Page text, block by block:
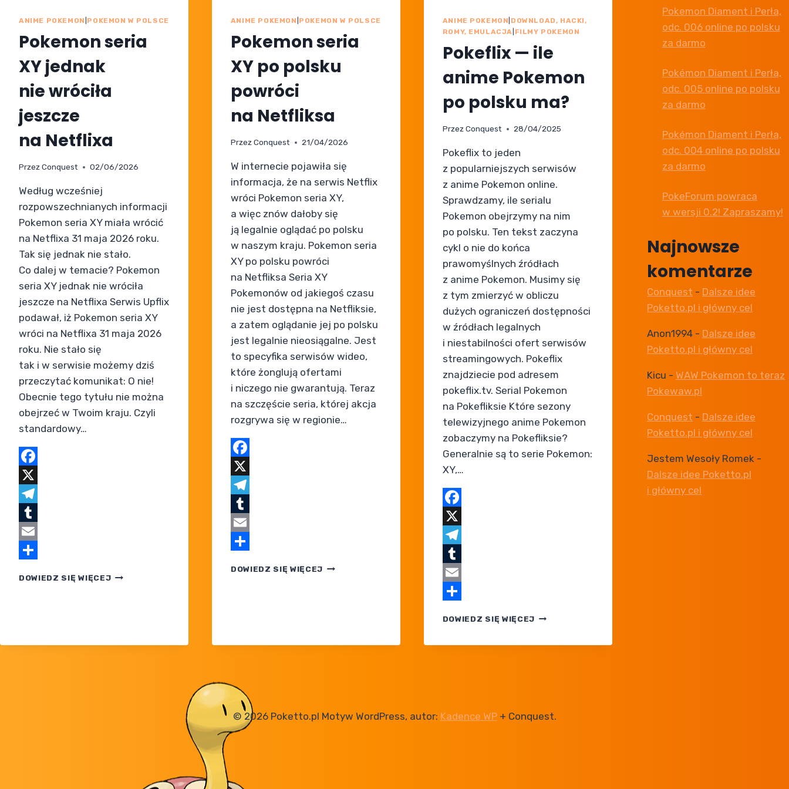
ANIME POKEMON POKEMON W POLSCE
Pokemon seria
XY jednak
nie wróciła
jeszcze
na Netflixa
PrzezConquest 02/06/2026
Według wcześniej
rozpowszechnianych informacji
Pokemon seria XY miała wrócić
na Netflixa 31 maja 2026 roku.
Tak się jednak nie stało.
Co dalej w temacie? Pokemon
seria XY jednak nie wróciła
jeszcze na Netflixa Serwis Upflix
podawał, iż Pokemon seria XY
wróci na Netflixa 31 maja 2026
roku. Nie stało się
tak i w serwisie możemy dziś
przeczytać komunikat: O nie!
Obecnie tego tytułu nie można
obejrzeć w Twoim kraju. Czyli
standardowy…
Facebook
X
Telegram
Tumblr
Email
DOWIEDZ SIĘ WIĘCEJPOKEMON
ANIME POKEMON POKEMON W POLSCE
Pokemon seria
XY po polsku
powróci
na Netfliksa
PrzezConquest 21/04/2026
W internecie pojawiła się
informacja, że na serwis Netflix
wróci Pokemon seria XY,
a więc znów dałoby się
ją legalnie oglądać po polsku
w naszym kraju. Pokemon seria
XY po polsku powróci
na Netfliksa Seria XY
Pokemonów od jakiegoś czasu
nie jest dostępna na Netfliksie,
a zatem oglądanie jej po polsku
jest legalnie nieosiągalne. Jest
to specyfika serwisów wideo,
które żonglują ofertami
i niczego nie gwarantują. Teraz
na szczęście seria, której akcja
rozgrywa się w regionie…
Facebook
X
Telegram
Tumblr
Email
DOWIEDZ SIĘ WIĘCEJ POKEMON
ANIME POKEMON DOWNLOAD, HACKI,
ROMY, EMULACJA FILMY POKEMON
Pokeflix — ile
anime Pokemon
po polsku ma?
Przez Conquest 28/04/2025
Pokeflix to jeden
z popularniejszych serwisów
z anime Pokemon online.
Sprawdzamy, ile serialu
Pokemon obejrzymy na nim
po polsku. Ten tekst zaczyna
cykl o nie do końca
prawomyślnych źródłach
z anime Pokemon. Musimy się
z tym zmierzyć w obliczu
dużych ograniczeń dostępności
w źródłach legalnych
i niestabilności ofert serwisów
streamingowych. Pokeflix
znajdziecie pod adresem
pokeflix.tv. Serial Pokemon
na Pokefliksie Które sezony
telewizyjnego anime Pokemon
zobaczymy na Pokefliksie?
Generalnie są to serie Pokemon:
XY,…
Facebook
X
Telegram
Tumblr
Email
DOWIEDZ SIĘ WIĘCEJPOKEFLIX
Pokemon Diament i Perła,
odc. 006 online po polsku
za darmo
Pokémon Diament i Perła,
odc. 005 online po polsku
za darmo
Pokémon Diament i Perła,
odc. 004 online po polsku
za darmo
PokeForum powraca
w wersji 0.2! Zapraszamy!
Najnowsze
komentarze
Conquest - Dalsze idee
Poketto.pl i główny cel
Anon1994 - Dalsze idee
Poketto.pl i główny cel
Kicu - WAW Pokemon to teraz
Pokewaw.pl
Conquest - Dalsze idee
Poketto.pl i główny cel
Jestem Wesoły Romek -
Dalsze idee Poketto.pl
i główny cel
© 2026 Poketto.pl Motyw WordPress, autor: Kadence WP+ Conquest.